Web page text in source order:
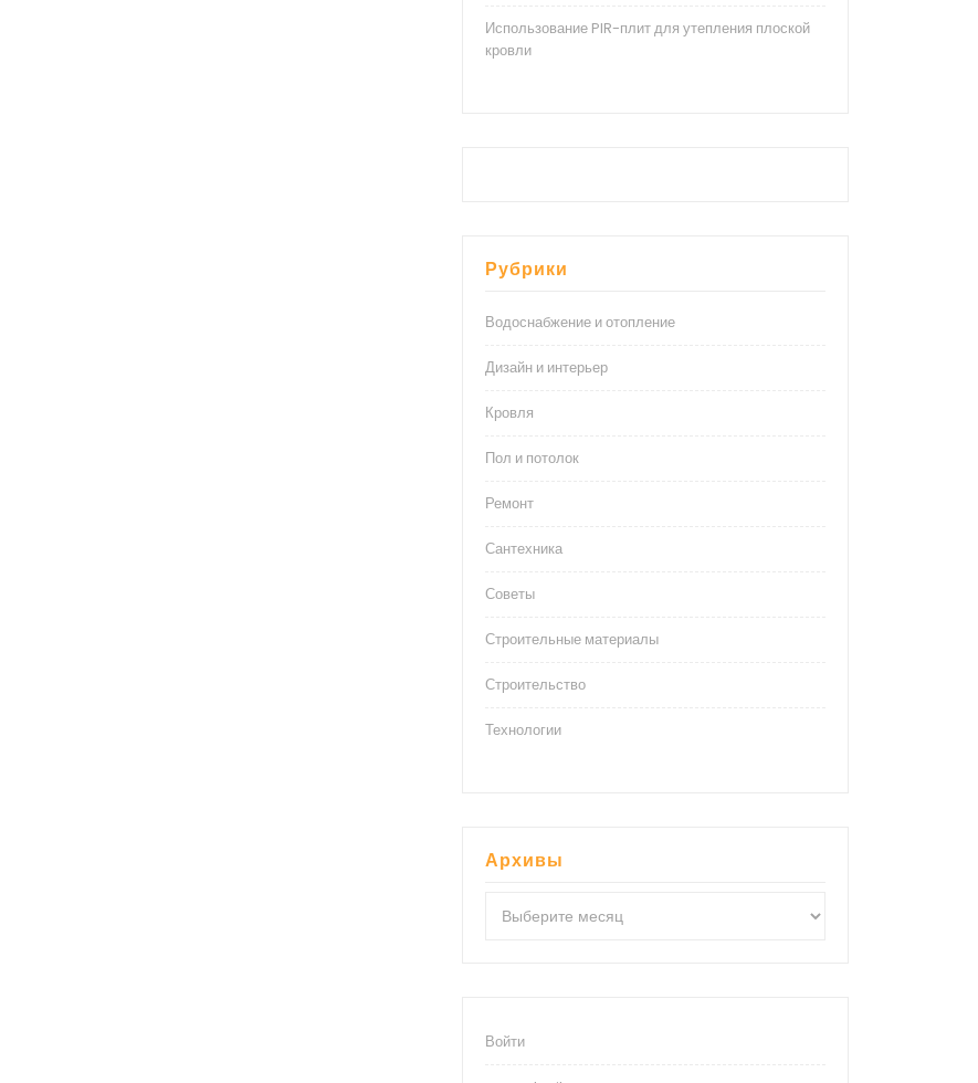
Использование PIR-плит для утепления плоской
кровли
Рубрики
Водоснабжение и отопление
Дизайн и интерьер
Кровля
Пол и потолок
Ремонт
Сантехника
Советы
Строительные материалы
Строительство
Технологии
Архивы
Войти